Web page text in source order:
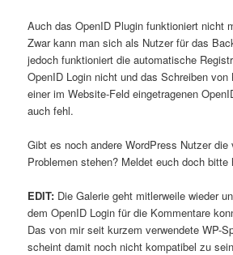
Auch das OpenID Plugin funktioniert nicht
Zwar kann man sich als Nutzer für das
jedoch funktioniert die automatische
OpenID Login nicht und das Schreiben von
einer im Website-Feld eingetragenen
auch fehl.
Gibt es noch andere WordPress Nutzer die
Problemen stehen? Meldet euch doch bitte
EDIT: Die Galerie geht mitlerweile wieder
dem OpenID Login für die Kommentare
Das von mir seit kurzem verwendete WP-
scheint damit noch nicht kompatibel zu